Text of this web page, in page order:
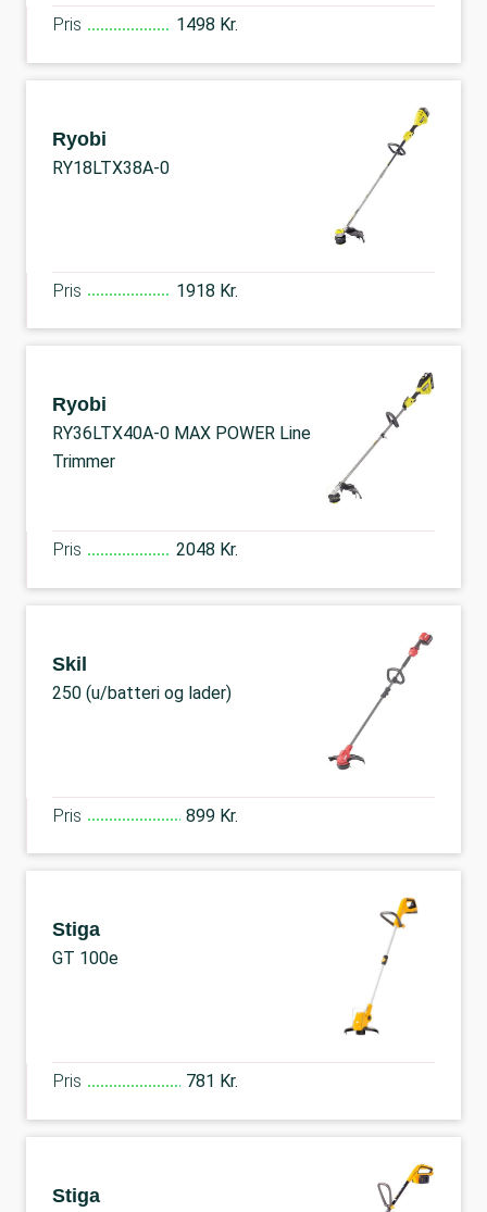
Pris 1498 Kr.
Ryobi
RY18LTX38A-0
Pris 1918 Kr.
Ryobi
RY36LTX40A-0 MAX POWER Line
Trimmer
Pris 2048 Kr.
Skil
250 (u/batteri og lader)
Pris 899 Kr.
Stiga
GT 100e
Pris 781 Kr.
Stiga